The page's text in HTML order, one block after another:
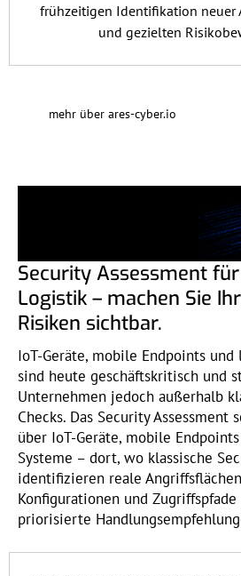
frühzeitigen Identifikation neuer
und gezielten
mehr über ares-cyber.io
Security Assessment für
Logistik – machen Sie
Risiken sichtbar.
IoT-Geräte, mobile Endpoints
sind heute geschäftskritisch und
Unternehmen jedoch außerhalb
Checks. Das Security Assessment
über IoT-Geräte, mobile
Systeme – dort, wo klassische
identifizieren reale
Konfigurationen und
priorisierte